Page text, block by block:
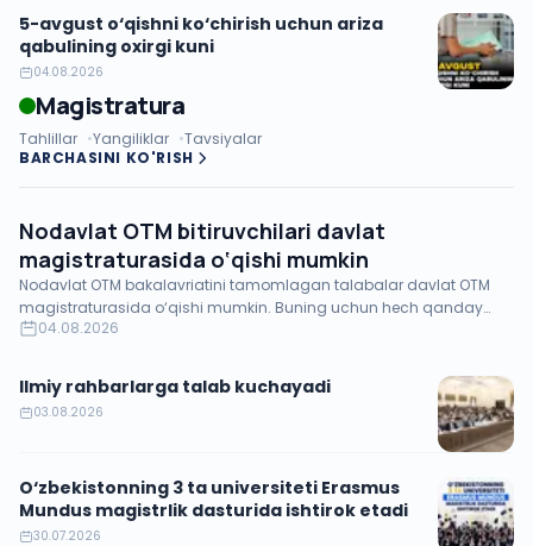
5-avgust o‘qishni ko‘chirish uchun ariza
qabulining oxirgi kuni
04.08.2026
Magistratura
Tahlillar Yangiliklar
Tavsiyalar
BARCHASINI KO'RISH
Nodavlat OTM bitiruvchilari davlat
magistraturasida o‘qishi mumkin
Nodavlat OTM bakalavriatini tamomlagan talabalar davlat OTM
magistraturasida o‘qishi mumkin. Buning uchun hech qanday
cheklov yo‘q.
04.08.2026
Ilmiy rahbarlarga talab kuchayadi
03.08.2026
O‘zbekistonning 3 ta universiteti Erasmus
Mundus magistrlik dasturida ishtirok etadi
30.07.2026